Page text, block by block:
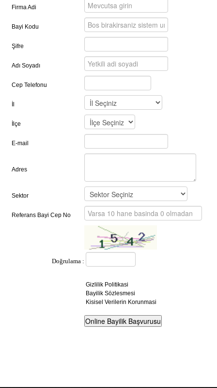
العربية
Firma Adi
Bayi Kodu
Şifre
Adı Soyadı
Cep Telefonu
İlçe
E-mail
Adres
Sektor
Referans Bayi Cep No
Doğrulama :
Gizlilik Politikasi
Bayilik Sözlesmesi
Kisisel Verilerin Korunmasi